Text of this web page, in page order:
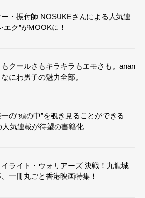
ー・振付師 NOSUKEさんによる人気連
エク”がMOOKに！
もクールさもキラキラもエモさも。anan
にわ男子の魅力全部。
の“頭の中”を覗き見ることができる
人気連載が待望の書籍化
イライト・ウォリアーズ 決戦！九龍城
一冊丸ごと香港映画特集！